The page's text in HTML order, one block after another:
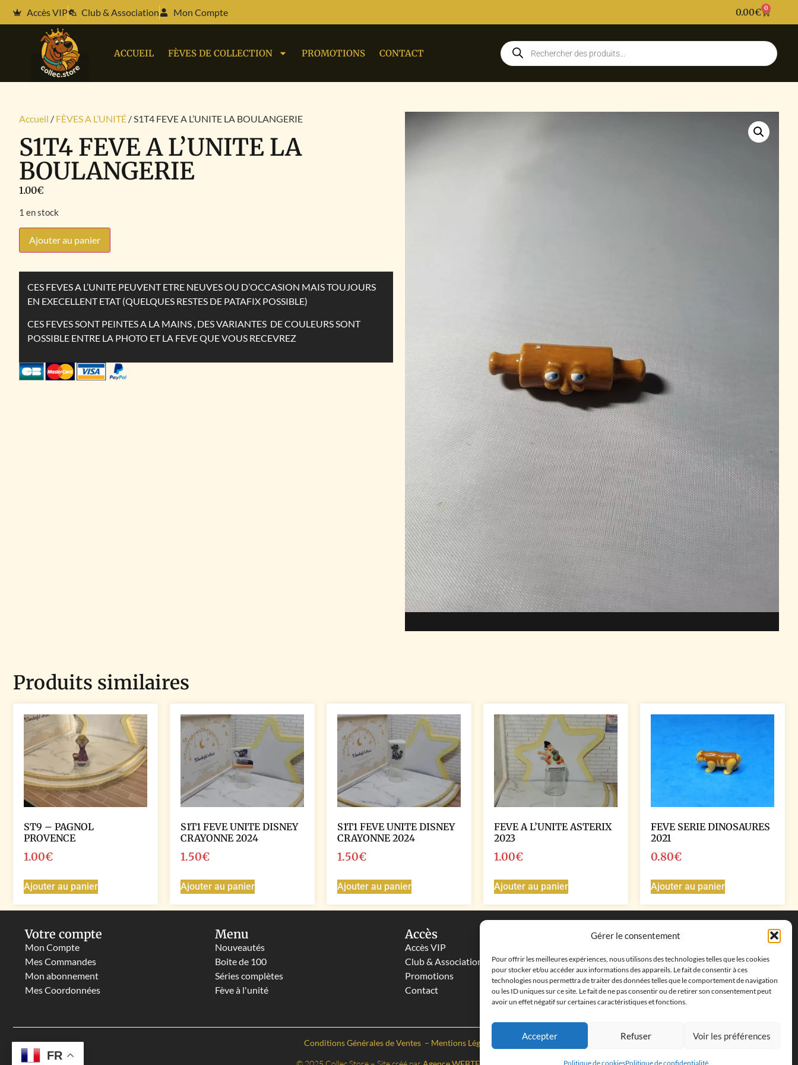
Gérer le consentement
Pour offrir les meilleures expériences, nous utilisons des technologies telles que les cookies
pour stocker et/ou accéder aux informations des appareils. Le fait de consentir à ces
technologies nous permettra de traiter des données telles que le comportement de navigation
ou les ID uniques sur ce site. Le fait de ne pas consentir ou de retirer son consentement peut
avoir un effet négatif sur certaines caractéristiques et fonctions.
Accepter Refuser Voir les préférences
Politique de cookiesPolitique de confidentialité
Accès VIP Club & Association Mon Compte 0.00€ 0
ACCUEIL FÈVES DE COLLECTION PROMOTIONS CONTACT
Accueil / FÈVES A L’UNITÉ / S1T4 FEVE A L’UNITE LA BOULANGERIE
S1T4 FEVE A L’UNITE LA
BOULANGERIE
1.00€
1 en stock
Ajouter au panier
CES FEVES A L’UNITE PEUVENT ETRE NEUVES OU D’OCCASION MAIS TOUJOURS
EN EXECELLENT ETAT (QUELQUES RESTES DE PATAFIX POSSIBLE)
CES FEVES SONT PEINTES A LA MAINS , DES VARIANTES DE COULEURS SONT
POSSIBLE ENTRE LA PHOTO ET LA FEVE QUE VOUS RECEVREZ
Produits similaires
ST9 – PAGNOL
PROVENCE
1.00€
Ajouter au panier
S1T1 FEVE UNITE DISNEY
CRAYONNE 2024
1.50€
Ajouter au panier
S1T1 FEVE UNITE DISNEY
CRAYONNE 2024
1.50€
Ajouter au panier
FEVE A L’UNITE ASTERIX
2023
1.00€
Ajouter au panier
FEVE SERIE DINOSAURES
2021
0.80€
Ajouter au panier
Votre compte
Mon Compte
Mes Commandes
Mon abonnement
Mes Coordonnées
Menu
Nouveautés
Boite de 100
Séries complètes
Fève à l'unité
Accès
Accès VIP
Club & Associations
Promotions
Contact
Coordonnées
cléments, 13500 Martigues, France
Téléphone : ‭+33652313256‬
Email :feves.collecstore@gmail.com
Conditions Générales de Ventes – Mentions Légales
FR